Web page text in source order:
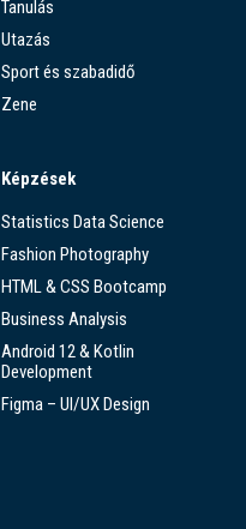
Tanulás
Utazás
Sport és szabadidő
Zene
Képzések
Statistics Data Science
Fashion Photography
HTML & CSS Bootcamp
Business Analysis
Android 12 & Kotlin
Development
Figma – UI/UX Design